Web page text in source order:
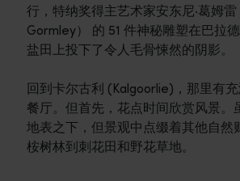
行，特纳奖得主艺术家安东尼·葛姆
Gormley） 的 51 件神秘雕塑在巴拉
盐田上投下了令人毛骨悚然的阴影。
回到卡尔古利 (Kalgoorlie)，那里有
餐厅。但首先，花点时间欣赏风景。
地表之下，但景观中点缀着其他自
桉树林到刺花田和野花草地。